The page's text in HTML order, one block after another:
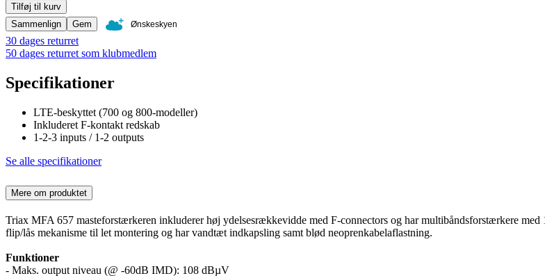
Tilføj til kurv
Sammenlign
Gem Ønskeskyen
30 dages returret
50 dages returret som klubmedlem
Specifikationer
LTE-beskyttet (700 og 800-modeller)
Inkluderet F-kontakt redskab
1-2-3 inputs / 1-2 outputs
Se alle specifikationer
Mere om produktet
Triax MFA 657 masteforstærkeren inkluderer høj ydelsesrækkevidde med F-connectors og har multibåndsforstærkere
flip/lås mekanisme til let montering og har vandtæt indkapsling samt blød neoprenkabelaflastning.
Funktioner
- Maks. output niveau (@ -60dB IMD): 108 dBµV